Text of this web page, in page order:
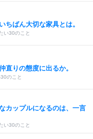
ちばん大切な家具とは。
い30のこと
直りの態度に出るか。
のこと
カップルになるのは、一言
い30のこと